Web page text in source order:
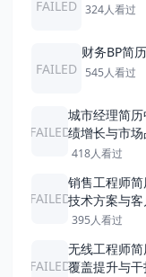
FAILED 324人看过
FAILED
财务BP简
545人看过
FAILED
城市经理简
绩增长与市
418人看过
FAILED
销售工程师
技术方案与
395人看过
FAILED
无线工程师
覆盖提升与